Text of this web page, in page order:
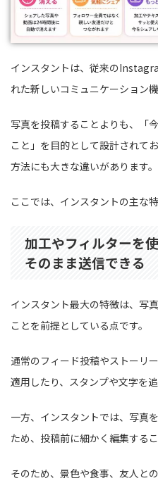
インスタントは、従来の
れた新しいコミュニケーション機
写真を投稿することよりも、「
こと」を目的として設計されて
方法にも大きな違いがあります。
ここでは、インスタントの主な
加工やフィルターを
そのまま送信できる
インスタント最大の特徴は、写
ことを前提としている点です。
通常のフィード投稿やストーリ
適用したり、スタンプや文字を
一方、インスタントでは、写真
ため、投稿前に細かく編集する
そのため、景色や食事、友人と